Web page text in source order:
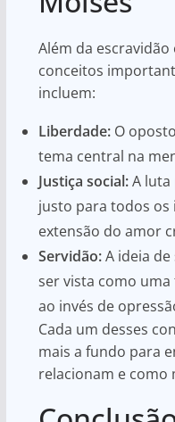
Além da
conceitos
incluem:
Liberdade:O
tema central na
Justiça social:A luta
justo para todos os
extensão do amor
Servidão:A ideia de
ser vista como
ao invés de
Cada um desses
mais a fundo para
relacionam e como